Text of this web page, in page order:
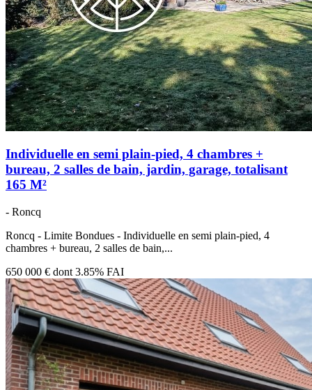
Individuelle en semi plain-pied, 4 chambres +
bureau, 2 salles de bain, jardin, garage, totalisant
165 M²
- Roncq
Roncq - Limite Bondues - Individuelle en semi plain-pied, 4
chambres + bureau, 2 salles de bain,...
650 000 € dont 3.85% FAI